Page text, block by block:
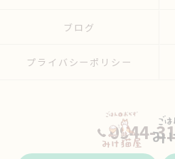
0944-
ブログ
プライバシーポリシー